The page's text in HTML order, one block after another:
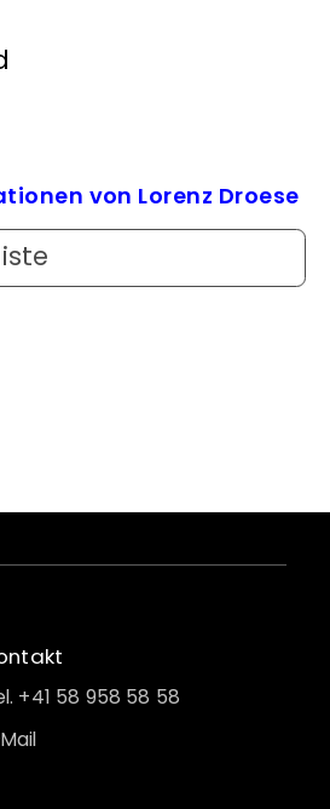
von Lorenz Droese
+41 58 958 58 58